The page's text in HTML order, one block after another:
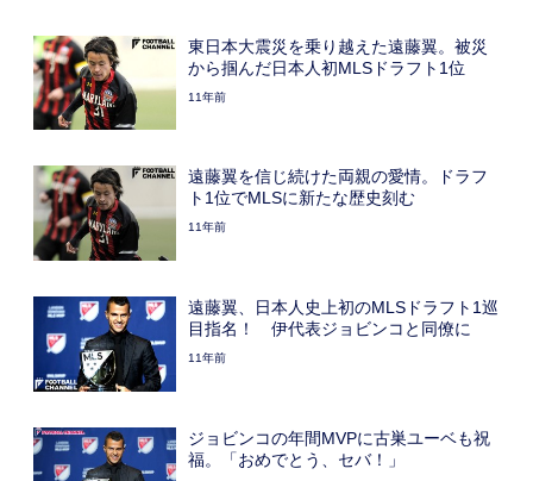
東日本大震災を乗り越えた遠藤翼。被災
から掴んだ日本人初MLSドラフト1位
11年前
遠藤翼を信じ続けた両親の愛情。ドラフ
ト1位でMLSに新たな歴史刻む
11年前
遠藤翼、日本人史上初のMLSドラフト1巡
目指名！ 伊代表ジョビンコと同僚に
11年前
ジョビンコの年間MVPに古巣ユーベも祝
福。「おめでとう、セバ！」